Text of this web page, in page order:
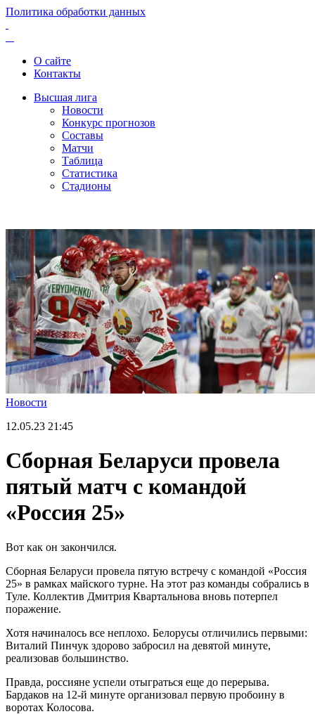
Политика обработки данных
О сайте
Контакты
Высшая лига
Новости
Конкурс прогнозов
Составы
Матчи
Таблица
Статистика
Стадионы
Новости
12.05.23 21:45
Сборная Беларуси провела
пятый матч с командой
«Россия 25»
Вот как он закончился.
Сборная Беларуси провела пятую встречу с командой «Россия
25» в рамках майского турне. На этот раз команды собрались в
Туле. Коллектив Дмитрия Квартальнова вновь потерпел
поражение.
Хотя начиналось все неплохо. Белорусы отличились первыми:
Виталий Пинчук здорово забросил на девятой минуте,
реализовав большинство.
Правда, россияне успели отыграться еще до перерыва.
Бардаков на 12-й минуте организовал первую пробоину в
воротах Колосова.